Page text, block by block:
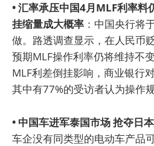
• 汇率承压中国4月MLF利率料
挂缩量成大概率 ：中国央行将
做。路透调查显示，在人民币
预期MLF操作利率仍将维持不
MLF利差倒挂影响，商业银行
其中有77%的受访者认为操作
• 中国车进军泰国市场 抢夺日
车企没有同类型的电动车产品